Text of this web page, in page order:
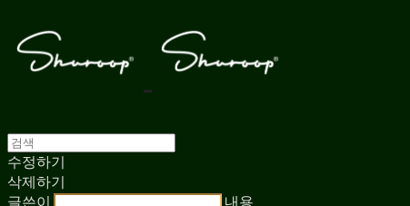
수정하기
삭제하기
글쓴이
내용